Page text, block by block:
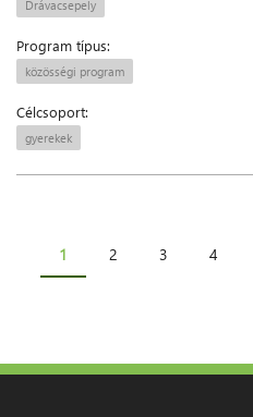
Drávacsepely
Program típus:
közösségi program
Célcsoport:
gyerekek
Oldalak
1 2 3 4